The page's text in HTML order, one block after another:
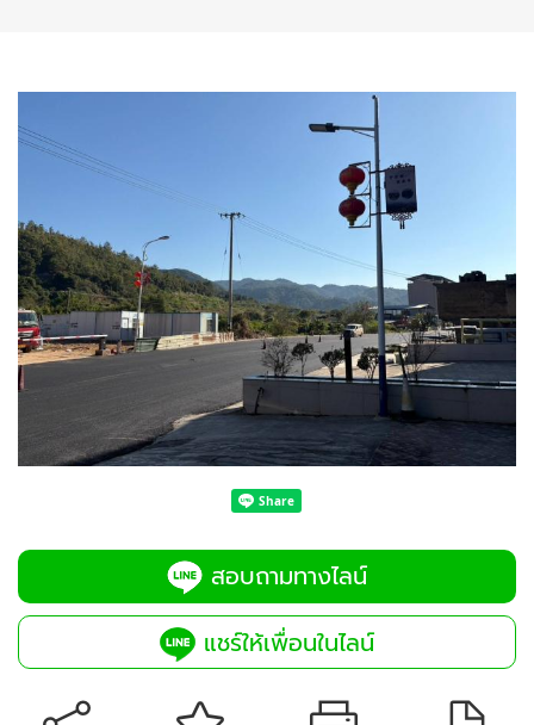
สอบถามทางไลน์
แชร์ให้เพื่อนในไลน์